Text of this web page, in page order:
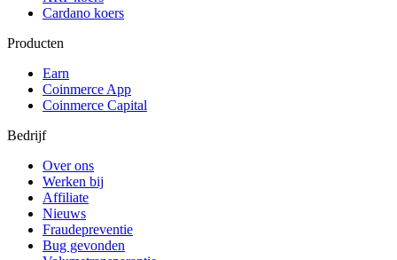
Cardano koers
Producten
Earn
Coinmerce App
Coinmerce Capital
Bedrijf
Over ons
Werken bij
Affiliate
Nieuws
Fraudepreventie
Bug gevonden